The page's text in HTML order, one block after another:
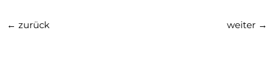
← zurück weiter →